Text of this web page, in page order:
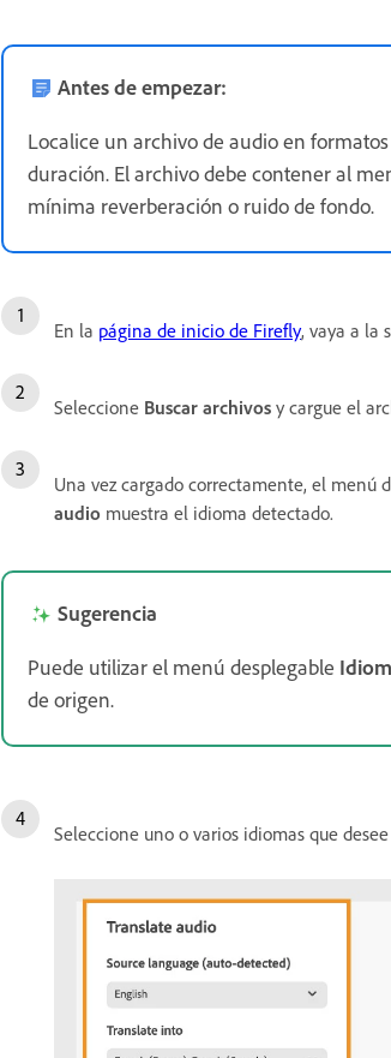
Antes de empezar:
Localice un archivo de audio en
duración. El archivo debe contener al
mínima reverberación o ruido de fondo.
En la página de inicio de Firefly, vaya a la
Seleccione Buscar archivos y cargue el
Una vez cargado correctamente, el menú
audio muestra el idioma detectado.
Sugerencia
Puede utilizar el menú desplegable
de origen.
Seleccione uno o varios idiomas que